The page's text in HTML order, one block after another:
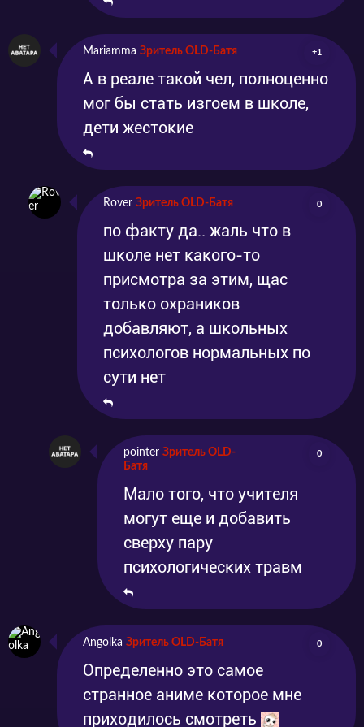
Mariamma Зритель OLD-Батя +1
А в реале такой чел, полноценно
мог бы стать изгоем в школе,
дети жестокие
Rover Зритель OLD-Батя 0
по факту да.. жаль что в
школе нет какого-то
присмотра за этим, щас
только охраников
добавляют, а школьных
психологов нормальных по
сути нет
pointer Зритель OLD-
Батя
0
Мало того, что учителя
могут еще и добавить
сверху пару
психологических травм
Angolka Зритель OLD-Батя 0
Определенно это самое
странное аниме которое мне
приходилось смотреть